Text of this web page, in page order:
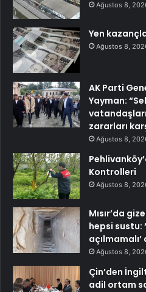
Ağustos 8,
Yen
Ağustos 8,
AK Parti
Yayman:
zararları
Ağustos 8,
Kontrolleri
Ağustos 8,
Mısır’da
hepsi sustu:
açılmamalı’
Ağustos 8,
Çin’den
adil ortam